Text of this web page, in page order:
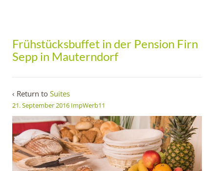
Frühstücksbuffet in der Pension Firn
Sepp in Mauterndorf
‹ Return to Suites
21. September 2016 ImpWerb11